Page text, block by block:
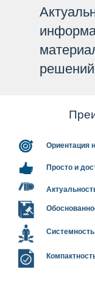
Ориентация
Просто и
Системность